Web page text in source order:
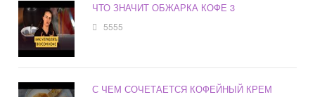
ЧТО ЗНАЧИТ ОБЖАРКА КОФЕ 3
5555
С ЧЕМ СОЧЕТАЕТСЯ КОФЕЙНЫЙ КРЕМ